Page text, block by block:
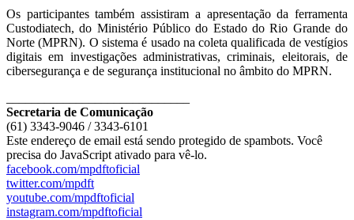
Os participantes também assistiram a apresentação da ferramenta
Custodiatech, do Ministério Público do Estado do Rio Grande do
Norte (MPRN). O sistema é usado na coleta qualificada de vestígios
digitais em investigações administrativas, criminais, eleitorais, de
cibersegurança e de segurança institucional no âmbito do MPRN.
Secretaria de Comunicação
(61) 3343-9046 / 3343-6101
Este endereço de email está sendo protegido de spambots. Você
precisa do JavaScript ativado para vê-lo.
facebook.com/mpdftoficial
twitter.com/mpdft
youtube.com/mpdftoficial
instagram.com/mpdftoficial